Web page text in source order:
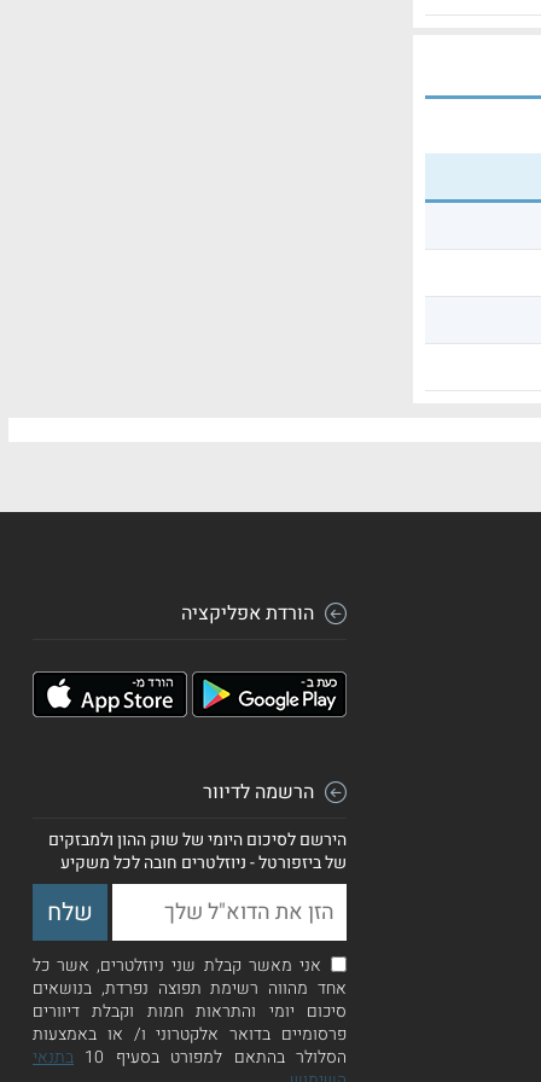
הורדת אפליקציה
הרשמה לדיוור
הירשם לסיכום היומי של שוק ההון ולמבזקים
של ביזפורטל - ניוזלטרים חובה לכל משקיע
אני מאשר קבלת שני ניוזלטרים, אשר כל
אחד מהווה רשימת תפוצה נפרדת, בנושאים
סיכום יומי והתראות חמות וקבלת דיוורים
פרסומיים בדואר אלקטרוני ו/ או באמצעות
הסלולר בהתאם למפורט בסעיף 10
בתנאי